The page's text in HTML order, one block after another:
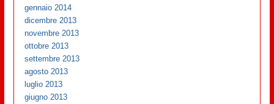
gennaio 2014
dicembre 2013
novembre 2013
ottobre 2013
settembre 2013
agosto 2013
luglio 2013
giugno 2013